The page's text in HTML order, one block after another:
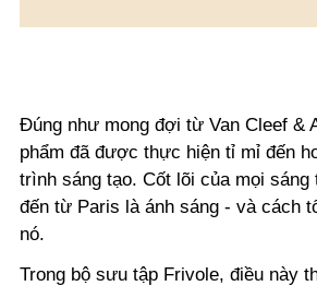
Đúng như mong đợi từ Van Cleef &
phẩm đã được thực hiện tỉ mỉ đến
trình sáng tạo. Cốt lõi của mọi
đến từ Paris là ánh sáng - và cách
nó.
Trong bộ sưu tập Frivole, điều này